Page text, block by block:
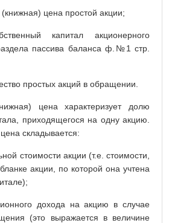
(книжная) цена простой акции;
капитал акционерного
пассива баланса ф.№1 стр.
простых акций в обращении.
цена характеризует долю
приходящегося на одну акцию.
складывается:
стоимости акции (т.е. стоимости,
акции, по которой она учтена
дохода на акцию в случае
(это выражается в величине